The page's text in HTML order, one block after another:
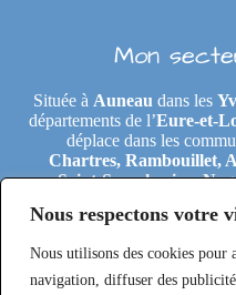
Nous respectons votre
Nous utilisons des cookies pour
navigation, diffuser des
Mon
Située à Auneau dans les
départements de l’Eure-et-
déplace dans les
Chartres, Rambouillet,
Saint-Symphorien,
Maintenon,
Saint-Arnoult-en-
Champigny, Saclas,